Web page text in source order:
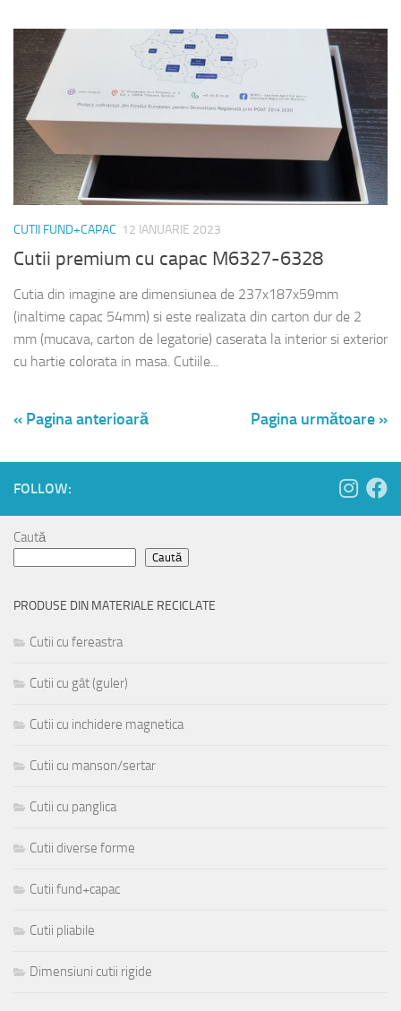
CUTII FUND+CAPAC 12 IANUARIE 2023
Cutii premium cu capac M6327-6328
Cutia din imagine are dimensiunea de 237x187x59mm
(inaltime capac 54mm) si este realizata din carton dur de 2
mm (mucava, carton de legatorie) caserata la interior si exterior
cu hartie colorata in masa. Cutiile...
« Pagina anterioară Pagina următoare »
FOLLOW:
Caută
Caută
PRODUSE DIN MATERIALE RECICLATE
Cutii cu fereastra
Cutii cu gât (guler)
Cutii cu inchidere magnetica
Cutii cu manson/sertar
Cutii cu panglica
Cutii diverse forme
Cutii fund+capac
Cutii pliabile
Dimensiuni cutii rigide